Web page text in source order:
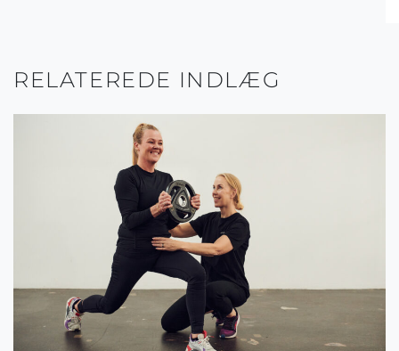
RELATEREDE INDLÆG